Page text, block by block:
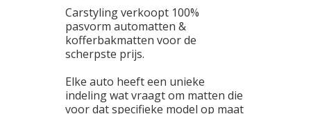
Carstyling verkoopt 100%
pasvorm automatten &
kofferbakmatten voor de
scherpste prijs.
Elke auto heeft een unieke
indeling wat vraagt om matten die
voor dat specifieke model op maat